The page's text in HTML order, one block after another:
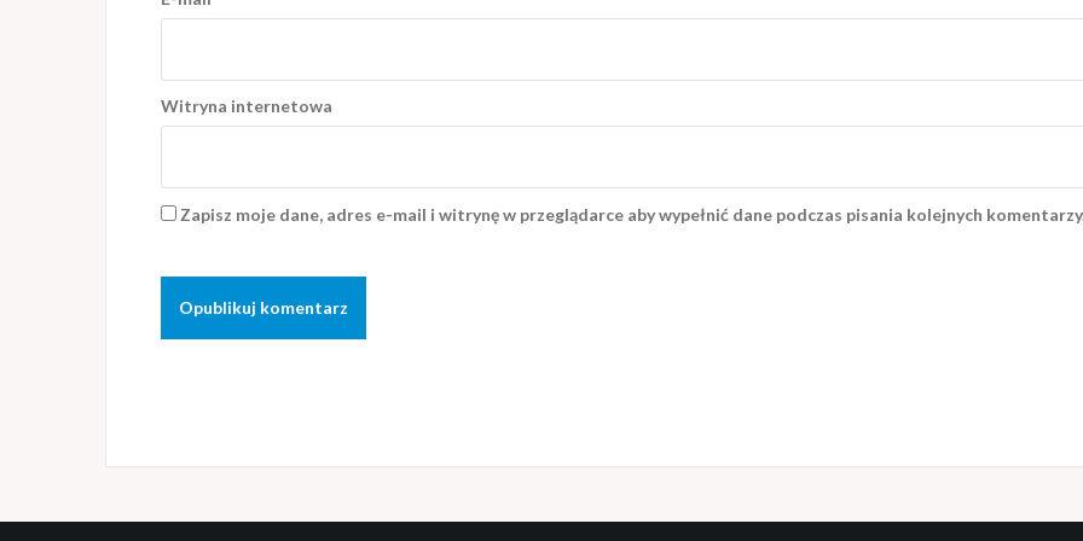
Witryna internetowa
Zapisz moje dane, adres e-mail i witrynę w przeglądarce aby wypełnić dane podczas pisania kolejnych